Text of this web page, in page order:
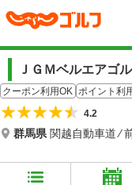
ＪＧＭベルエアゴ
クーポン利用OK ポイント利
4.2
群馬県 関越自動車道 ⁄